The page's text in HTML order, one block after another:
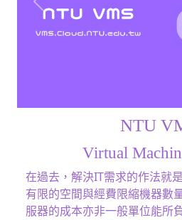
Previous
NTU
Virtual
在過去，解決IT需求的作法就
有限的空間與經費限縮機器數
服器的成本亦非一般單位能所